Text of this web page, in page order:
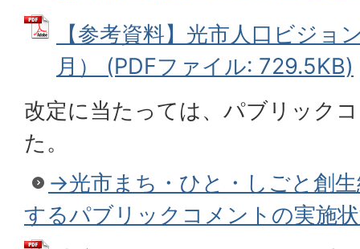
【参考資料】光市人口ビジョ
月） (PDFファイル: 729.5KB)
改定に当たっては、パブリック
た。
→光市まち・ひと・しごと創
するパブリックコメントの実施